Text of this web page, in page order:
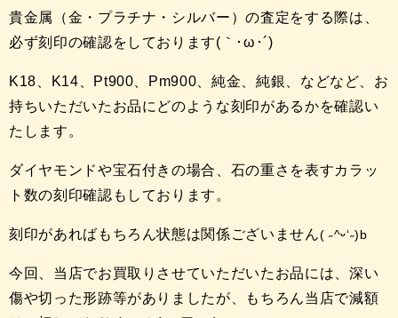
貴金属（金・プラチナ・シルバー）の査定をする際は、
必ず刻印の確認をしております(｀･ω･´)ゞ
K18、K14、Pt900、Pm900、純金、純銀、などなど、お
持ちいただいたお品にどのような刻印があるかを確認い
たします。
ダイヤモンドや宝石付きの場合、石の重さを表すカラッ
ト数の刻印確認もしております。
刻印があればもちろん状態は関係ございません( ˶^ᵕ‘˶)b
今回、当店でお買取りさせていただいたお品には、深い
傷や切った形跡等がありましたが、もちろん当店で減額